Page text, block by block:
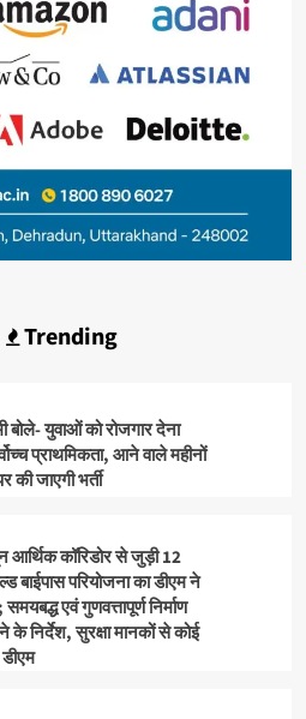
Trending
बोले- युवाओं को रोजगार देना
प्राथमिकता, आने वाले महीनों
की जाएगी भर्ती
आर्थिक कॉरिडोर से जुड़ी 12
बाईपास परियोजना का डीएम ने
समयबद्ध एवं गुणवत्तापूर्ण निर्माण
के निर्देश, सुरक्षा मानकों से कोई